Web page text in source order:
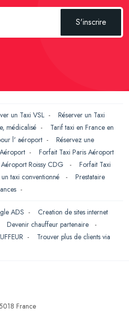
S'inscrire
un Taxi VSL - Réserver un Taxi
médicalisé - Tarif taxi en France en
l' aéroport - Réservez une
- Forfait Taxi Paris Aéroport
Roissy CDG - Forfait Taxi
taxi conventionné - Prestataire
-
ADS - Creation de sites internet
Devenir chauffeur partenaire
-
- Trouver plus de clients via
France